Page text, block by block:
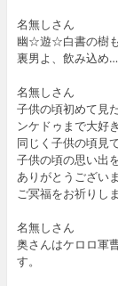
名無しさん
幽☆遊☆白書の樹も
裏男よ、飲み込め…
名無しさん
子供の頃初めて見
ンケドゥまで大好
同じく子供の頃見
子供の頃の思い出
ありがとうございま
ご冥福をお祈りしま
名無しさん
奥さんはケロロ軍
す。